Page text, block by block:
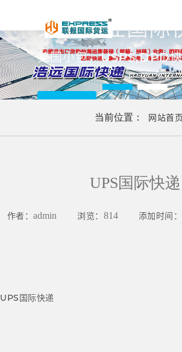
义乌专业国际
美国小包，USPS,DPD
当前位置： 网站首页
UPS国际快递
作者：admin 浏览： 814 添加时间：
UPS国际快递